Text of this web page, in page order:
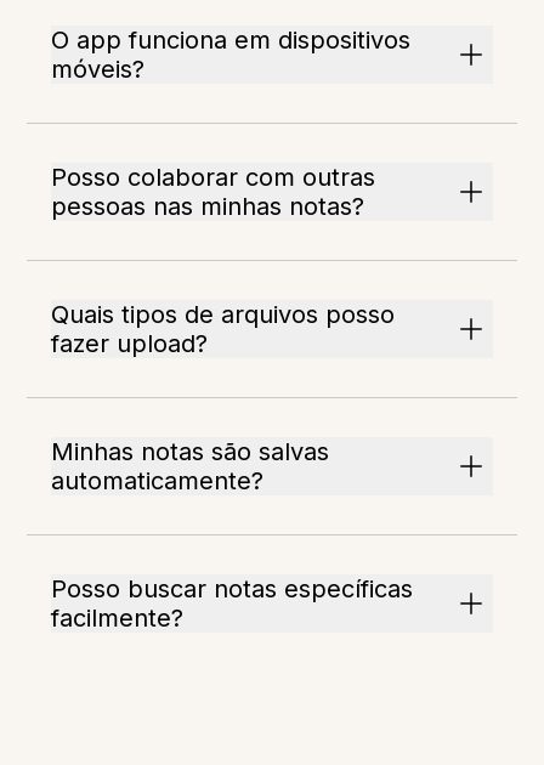
O app funciona em dispositivos
móveis?
Posso colaborar com outras
pessoas nas minhas notas?
Quais tipos de arquivos posso
fazer upload?
Minhas notas são salvas
automaticamente?
Posso buscar notas específicas
facilmente?